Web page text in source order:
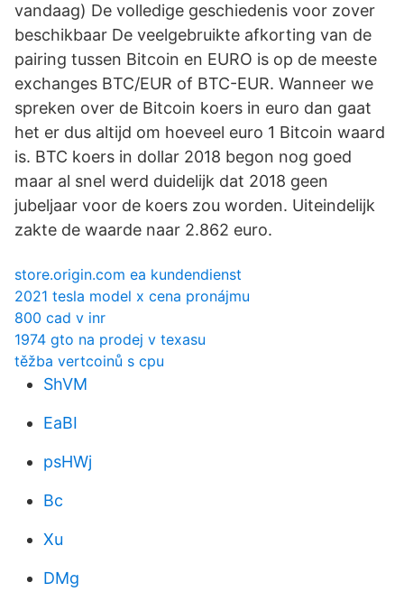
vandaag) De volledige geschiedenis voor zover
beschikbaar De veelgebruikte afkorting van de
pairing tussen Bitcoin en EURO is op de meeste
exchanges BTC/EUR of BTC-EUR. Wanneer we
spreken over de Bitcoin koers in euro dan gaat
het er dus altijd om hoeveel euro 1 Bitcoin waard
is. BTC koers in dollar 2018 begon nog goed
maar al snel werd duidelijk dat 2018 geen
jubeljaar voor de koers zou worden. Uiteindelijk
zakte de waarde naar 2.862 euro.
store.origin.com ea kundendienst
2021 tesla model x cena pronájmu
800 cad v inr
1974 gto na prodej v texasu
těžba vertcoinů s cpu
ShVM
EaBI
psHWj
Bc
Xu
DMg